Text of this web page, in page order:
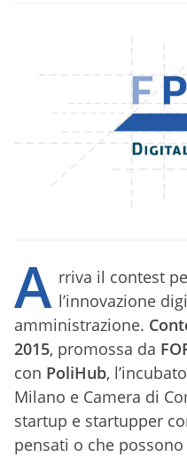
A rriva il contest
l’innovazione
amministrazione.
2015, promossa da
con PoliHub,
Milano e Camera di
startup e startupper
pensati o che